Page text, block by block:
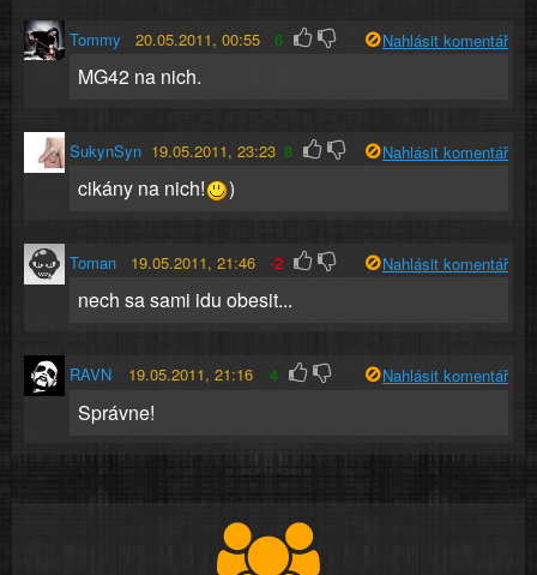
Tommy 20.05.2011, 00:55 6 Nahlásit komentář
MG42 na nich.
SukynSyn 19.05.2011, 23:23 8 Nahlásit komentář
cikány na nich! )
Toman 19.05.2011, 21:46 -2 Nahlásit komentář
nech sa sami idu obesit...
RAVN 19.05.2011, 21:16 4 Nahlásit komentář
Správne!